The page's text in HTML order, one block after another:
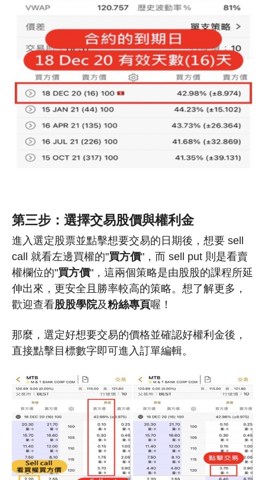
第三步：選擇交易股價與權利金
進入選定股票並點擊想要交易的日期後，想要 sell
call 就看左邊買權的"買方價"，而 sell put 則是看賣
權欄位的"買方價"，這兩個策略是由股股的課程所延
伸出來，更安全且勝率較高的策略。想了解更多，
歡迎查看股股學院及粉絲專頁喔！
那麼，選定好想要交易的價格並確認好權利金後，
直接點擊目標數字即可進入訂單編輯。